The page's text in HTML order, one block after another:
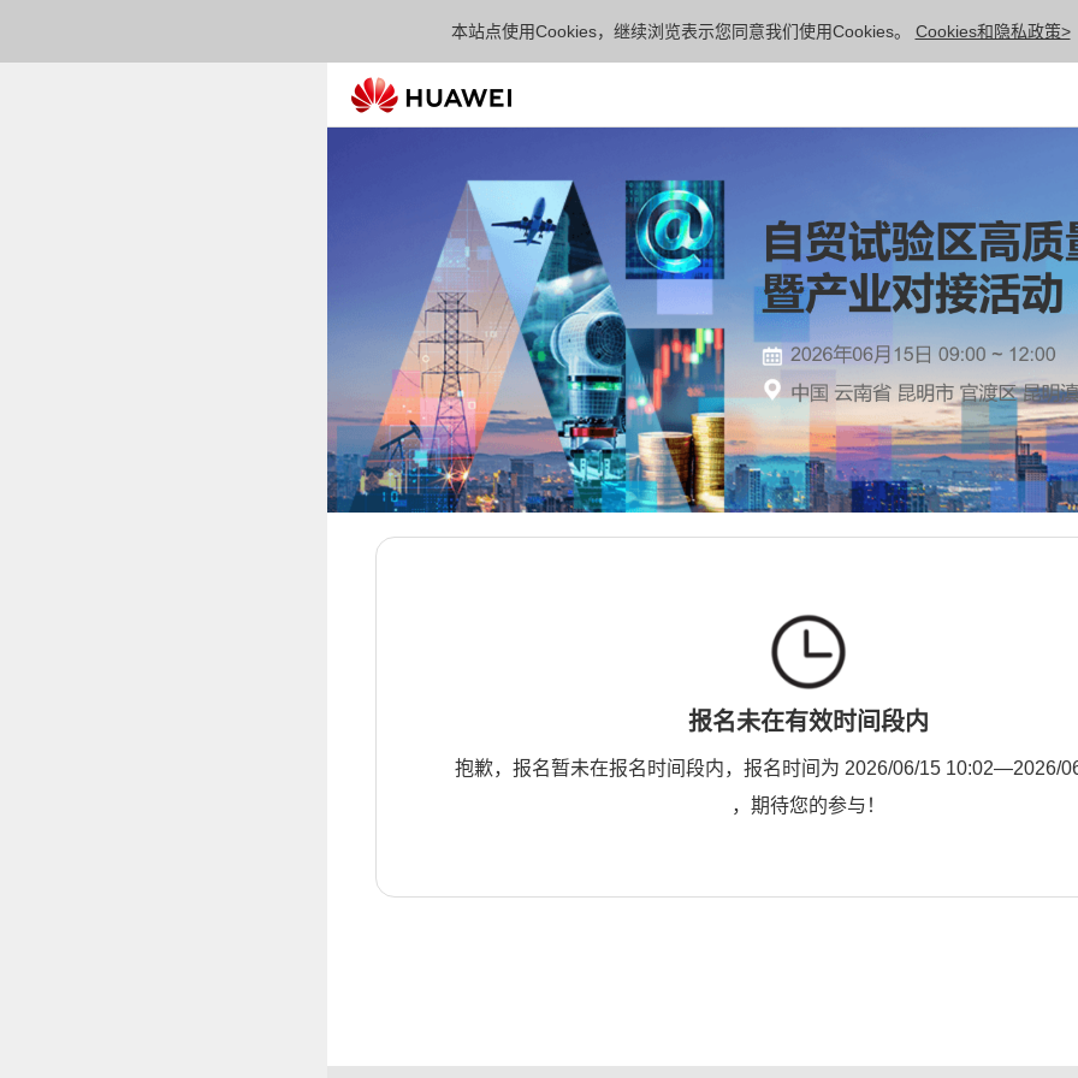
本站点使用Cookies，继续浏览表示您同意我们使用Cookies。 Cookies和隐私政策>
报名未在有效时间段内
抱歉，报名暂未在报名时间段内，报名时间为 2026/06/15 10:02—2026/
，期待您的参与！